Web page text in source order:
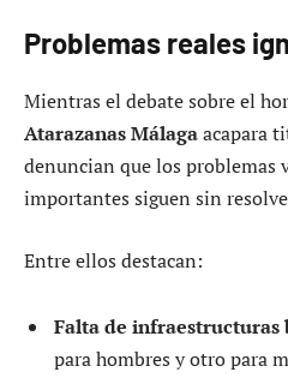
Problemas reales
Mientras el debate sobre el
Atarazanas Málagaacapara
denuncian que los problemas
importantes siguen sin
Entre ellos destacan:
Falta de infraestructuras
para hombres y otro para